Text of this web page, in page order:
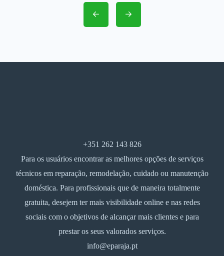
+351 262 143 826
Para os usuários encontrar as melhores opções de serviços
técnicos em reparação, remodelação, cuidado ou manutenção
doméstica. Para profissionais que de maneira totalmente
gratuita, desejem ter mais visibilidade online e nas redes
sociais com o objetivos de alcançar mais clientes e para
prestar os seus valorados serviços.
info@eparaja.pt